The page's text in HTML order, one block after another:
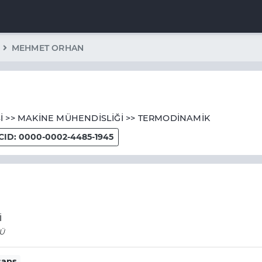
MEHMET ORHAN
>> MAKİNE MÜHENDİSLİĞİ >> TERMODİNAMİK
0000-0002-4485-1945